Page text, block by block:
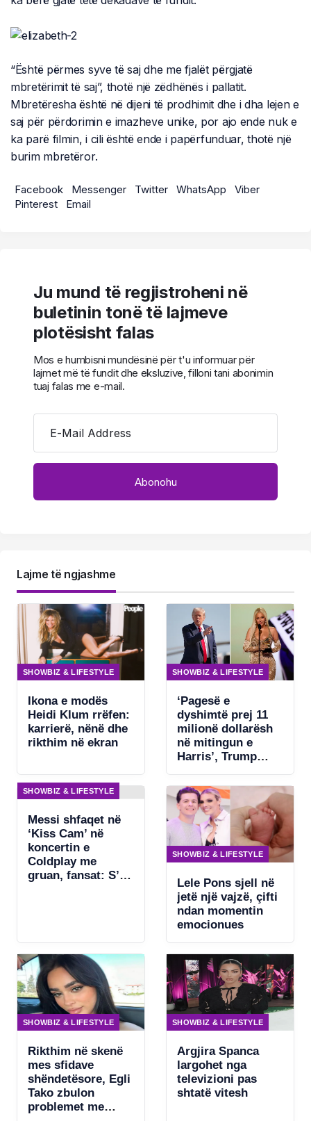
“Është përmes syve të saj dhe me fjalët përgjatë
mbretërimit të saj”, thotë një zëdhënës i pallatit.
Mbretëresha është në dijeni të prodhimit dhe i dha lejen e
saj për përdorimin e imazheve unike, por ajo ende nuk e
ka parë filmin, i cili është ende i papërfunduar, thotë një
burim mbretëror.
Facebook Messenger Twitter WhatsApp
Viber
Pinterest
Email
Ju mund të regjistroheni në
buletinin tonë të lajmeve
plotësisht falas
Mos e humbisni mundësinë për t'u informuar për
lajmet më të fundit dhe eksluzive, filloni tani abonimin
tuaj falas me e-mail.
E-Mail Address
Lajme të ngjashme
SHOWBIZ & LIFESTYLE
Ikona e modës
Heidi Klum rrëfen:
karrierë, nënë dhe
rikthim në ekran
SHOWBIZ & LIFESTYLE
‘Pagesë e
dyshimtë prej 11
milionë dollarësh
në mitingun e
Harris’, Trump
penale për
Beyonce
SHOWBIZ & LIFESTYLE
Messi shfaqet në
‘Kiss Cam’ në
koncertin e
Coldplay me
gruan, fansat: S’ka
SHOWBIZ & LIFESTYLE
Lele Pons sjell në
jetë një vajzë, çifti
ndan momentin
emocionues
SHOWBIZ & LIFESTYLE
Rikthim në skenë
mes sfidave
shëndetësore, Egli
Tako zbulon
problemet me
SHOWBIZ & LIFESTYLE
Argjira Spanca
largohet nga
televizioni pas
shtatë vitesh